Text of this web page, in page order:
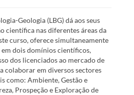
Geologia (LBG) dá aos seus
científica nas diferentes áreas da
curso, oferece simultaneamente
dois domínios científicos,
dos licenciados ao mercado de
colaborar em diversos sectores
como: Ambiente, Gestão e
Prospeção e Exploração de